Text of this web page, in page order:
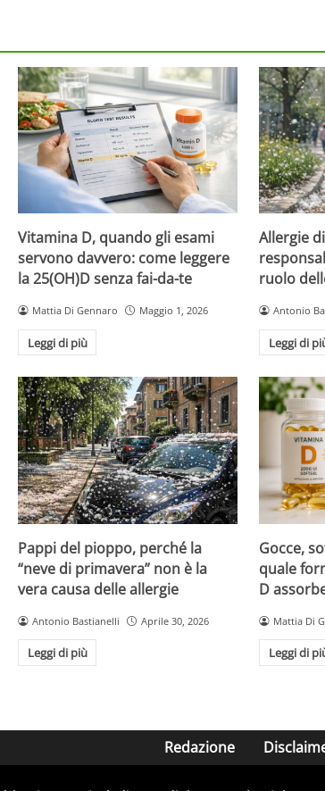
Vitamina D, quando gli esami
servono davvero: come leggere
la 25(OH)D senza fai-da-te
Mattia Di Gennaro Maggio 1, 2026
Leggi di più
Allergie
ruolo
Antonio
Leggi di
Pappi del pioppo, perché la
“neve di primavera” non è la
vera causa delle allergie
Antonio Bastianelli Aprile 30, 2026
Leggi di più
Gocce,
quale
D
Mattia Di
Leggi di
Redazione